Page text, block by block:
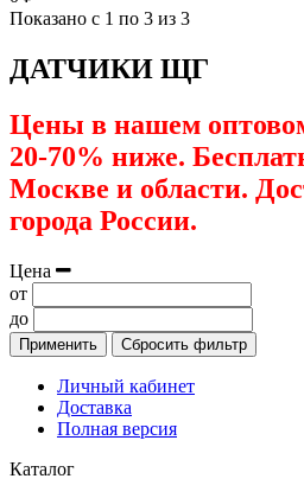
Показано с 1 по 3 из 3
ДАТЧИКИ ЩГ
Цены в нашем
20-70% ниже.
Москве и области.
города России.
Цена
от
до
Применить Сбросить фильтр
Личный кабинет
Доставка
Полная версия
Каталог